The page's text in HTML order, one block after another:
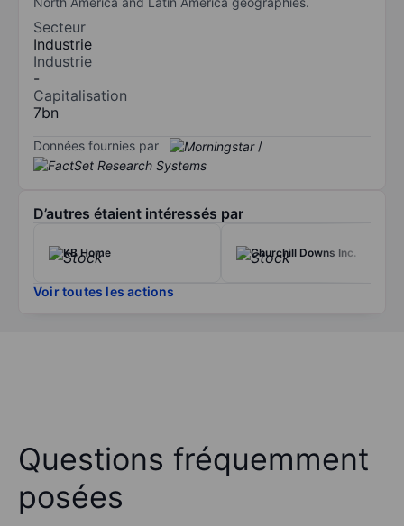
Secteur
Industrie
Industrie
-
Capitalisation
7bn
Données fournies par /
D’autres étaient intéressés par
KB Home Churchill Downs Inc.
Voir toutes les actions
Questions fréquemment
posées